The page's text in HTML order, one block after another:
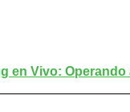
en Vivo: